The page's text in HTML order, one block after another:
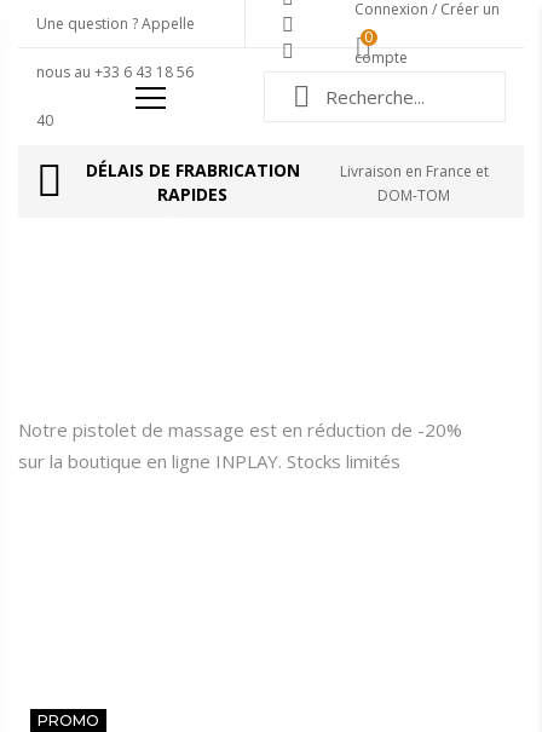
Une question ? Appelle
nous au +33 6 43 18 56
40
Connexion / Créer un
compte
0
DÉLAIS DE FRABRICATION
RAPIDES
Livraison en France et
DOM-TOM
Notre pistolet de massage est en réduction de -20%
sur la boutique en ligne INPLAY. Stocks limités
PROMO